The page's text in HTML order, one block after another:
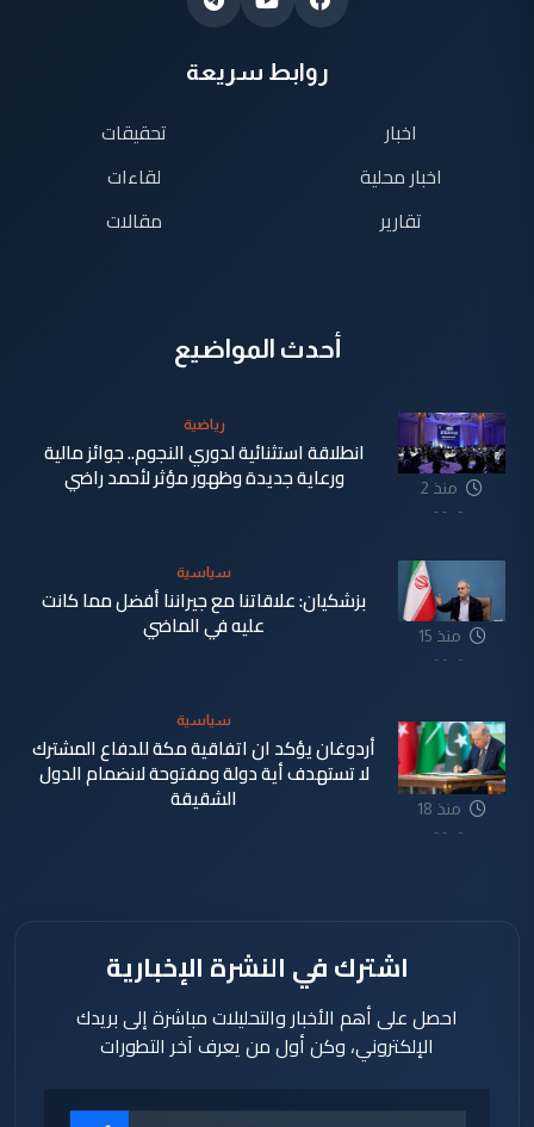
روابط سريعة
اخبار
اخبار محلية
تقارير
تحقيقات
لقاءات
مقالات
أحدث المواضيع
منذ 2
دقيقة
رياضية
انطلاقة استثنائية لدوري النجوم.. جوائز مالية
ورعاية جديدة وظهور مؤثر لأحمد راضي
منذ 15
دقيقة
سياسية
بزشكيان: علاقاتنا مع جيراننا أفضل مما كانت
عليه في الماضي
منذ 18
دقيقة
سياسية
أردوغان يؤكد ان اتفاقية مكة للدفاع المشترك
لا تستهدف أية دولة ومفتوحة لانضمام الدول
الشقيقة
اشترك في النشرة الإخبارية
احصل على أهم الأخبار والتحليلات مباشرة إلى بريدك
الإلكتروني، وكن أول من يعرف آخر التطورات